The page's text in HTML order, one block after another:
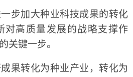
加大种业科技成果的转化
对高质量发展的战略支撑作
关键一步。
转化为种业产业，转化为